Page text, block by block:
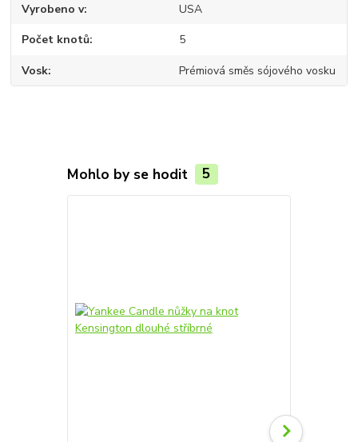
Vyrobeno v USA
Počet knotů 5
Vosk Prémiová směs sójového vosku
Mohlo by se hodit 5